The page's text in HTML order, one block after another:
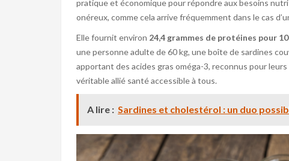
pratique et économique pour répondre aux besoins
onéreux, comme cela arrive fréquemment dans le cas
Elle fournit environ 24,4 grammes de protéines pour
une personne adulte de 60 kg, une boîte de sardines
apportant des acides gras oméga-3, reconnus pour
véritable allié santé accessible à tous.
A lire : Sardines et cholestérol : un duo